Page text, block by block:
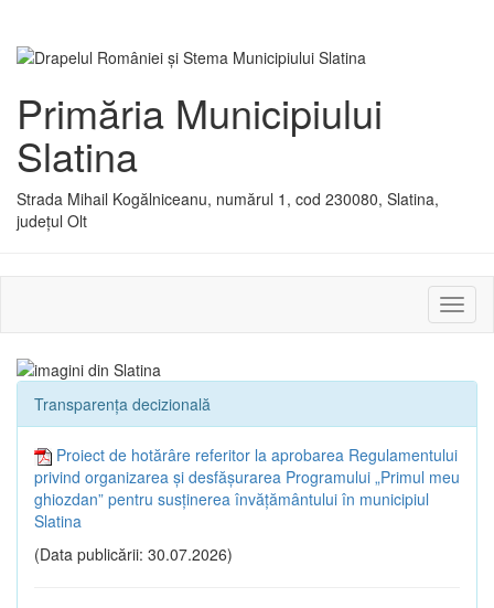
Primăria Municipiului
Slatina
Strada Mihail Kogălniceanu, numărul 1, cod 230080, Slatina,
județul Olt
sau
Transparența decizională
Proiect de hotărâre referitor la aprobarea Regulamentului
privind organizarea și desfășurarea Programului „Primul meu
ghiozdan” pentru susținerea învățământului în municipiul
Slatina
(Data publicării: 30.07.2026)